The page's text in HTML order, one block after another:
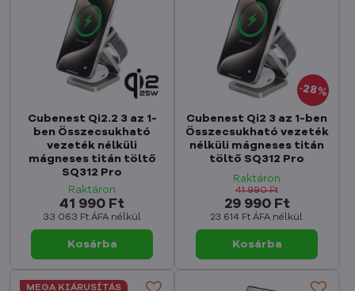
Cubenest Qi2.2 3 az 1-
ben Összecsukható
vezeték nélküli
mágneses titán töltő
SQ312 Pro
Raktáron
41 990 Ft
33 063 Ft ÁFA nélkül
Kosárba
28%
Cubenest Qi2 3 az 1-ben
Összecsukható vezeték
nélküli mágneses titán
töltő SQ312 Pro
Raktáron
29 990 Ft
23 614 Ft ÁFA nélkül
41 990 Ft
Kosárba
MEGA KIÁRUSÍTÁS